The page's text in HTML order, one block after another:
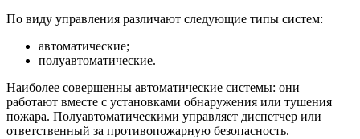
По виду управления различают следующие типы систем:
автоматические;
полуавтоматические.
Наиболее совершенны автоматические системы: они
работают вместе с установками обнаружения или тушения
пожара. Полуавтоматическими управляет диспетчер или
ответственный за противопожарную безопасность.